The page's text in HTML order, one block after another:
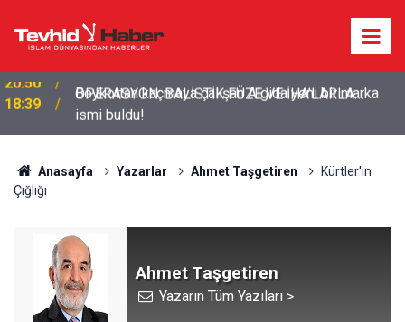
18:39
Boykottan kaçmaya çalışan Algida yeni bir marka
ismi buldu!
Anasayfa Yazarlar Ahmet Taşgetiren
Kürtler'in
Çığlığı
Ahmet Taşgetiren
Yazarın Tüm Yazıları >